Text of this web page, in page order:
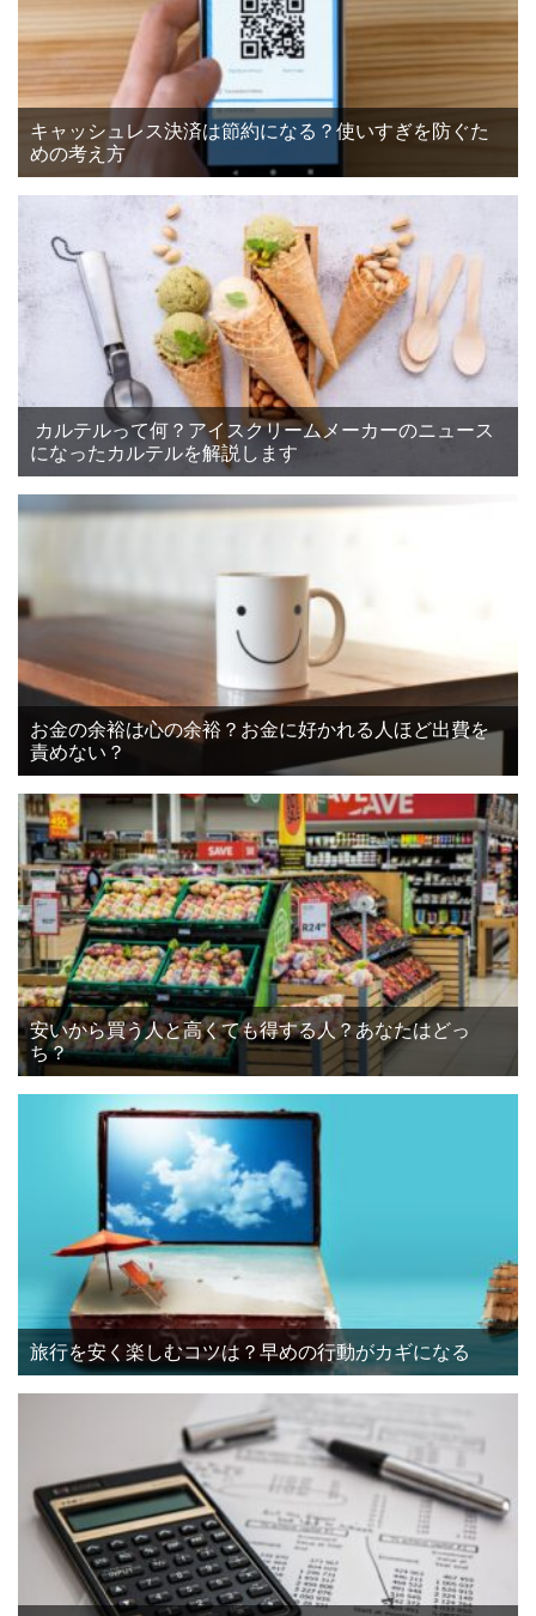
キャッシュレス決済は節約になる？使いすぎを防ぐた
めの考え方
カルテルって何？アイスクリームメーカーのニュース
になったカルテルを解説します
お金の余裕は心の余裕？お金に好かれる人ほど出費を
責めない？
安いから買う人と高くても得する人？あなたはどっ
ち？
旅行を安く楽しむコツは？早めの行動がカギになる